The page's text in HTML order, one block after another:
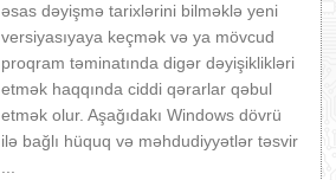
əsas dəyişmə tarixlərini bilməklə yeni
versiyasıyaya keçmək və ya mövcud
proqram təminatında digər dəyişiklikləri
etmək haqqında ciddi qərarlar qəbul
etmək olur. Aşağıdakı Windows dövrü
ilə bağlı hüquq və məhdudiyyətlər təsvir